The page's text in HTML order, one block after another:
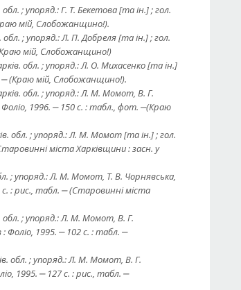
; упоряд.: Г. Т. Бекетова [та ін.] ; гол.
мiй, Слобожанщино!).
обл. ; упоряд.: Л. П. Добреля [та ін.] ; гол.
мiй, Слобожанщино!)
обл. ; упоряд.: Л. О. Михасенко [та ін.]
‒ (Кpаю мiй, Слобожанщино!).
обл. ; упоряд.: Л. М. Момот, В. Г.
1996. ‒ 150 с. : табл., фот. ‒(Краю
обл. ; упоряд.: Л. М. Момот [та ін.] ; гол.
мiста Хаpкiвщини : засн. у
; упоряд.: Л. М. Момот, Т. В. Чорнявська,
с. : рис., табл. ‒ (Стаpовинні мiста
обл. ; упоряд.: Л. М. Момот, В. Г.
Фоліо, 1995. ‒ 102 с. : табл. ‒
обл. ; упоряд.: Л. М. Момот, В. Г.
1995. ‒ 127 с. : рис., табл. ‒